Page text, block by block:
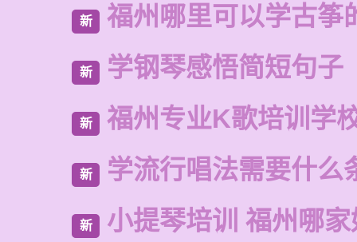
新 福州哪里可以学古筝
新 学钢琴感悟简短句子
新 福州专业K歌培训学
新 学流行唱法需要什么
新 小提琴培训 福州哪